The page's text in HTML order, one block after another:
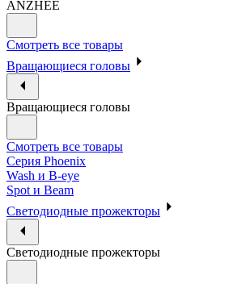
ANZHEE
Смотреть все товары
Вращающиеся головы
Вращающиеся головы
Смотреть все товары
Cерия Phoenix
Wash и B-eye
Spot и Beam
Cветодиодные прожекторы
Cветодиодные прожекторы